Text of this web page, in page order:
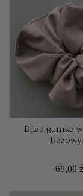
Duża gumka
Cena
69,00